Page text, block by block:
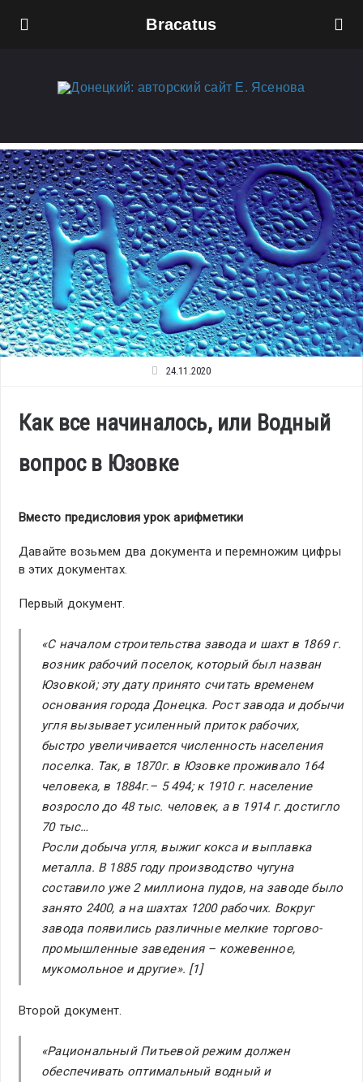
Bracatus
24.11.2020
Как все начиналось, или Водный
вопрос в Юзовке
Вместо предисловия урок арифметики
Давайте возьмем два документа и перемножим цифры
в этих документах.
Первый документ.
«С началом строительства завода и шахт в 1869 г.
возник рабочий поселок, который был назван
Юзовкой; эту дату принято считать временем
основания города Донецка. Рост завода и добычи
угля вызывает усиленный приток рабочих,
быстро увеличивается численность населения
поселка. Так, в 1870г. в Юзовке проживало 164
человека, в 1884г.– 5 494; к 1910 г. население
возросло до 48 тыс. человек, а в 1914 г. достигло
70 тыс…
Росли добыча угля, выжиг кокса и выплавка
металла. В 1885 году производство чугуна
составило уже 2 миллиона пудов, на заводе было
занято 2400, а на шахтах 1200 рабочих. Вокруг
завода появились различные мелкие торгово-
промышленные заведения – кожевенное,
мукомольное и другие». [1]
Второй документ.
«Рациональный Питьевой режим должен
обеспечивать оптимальный водный и